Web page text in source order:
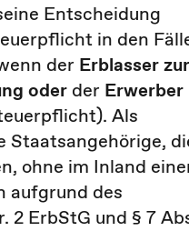
Entscheidung
in den
der Erblasser zur
oder der Erwerber
Als
Staatsangehörige,
ohne im Inland
aufgrund des
2 ErbStG und § 7